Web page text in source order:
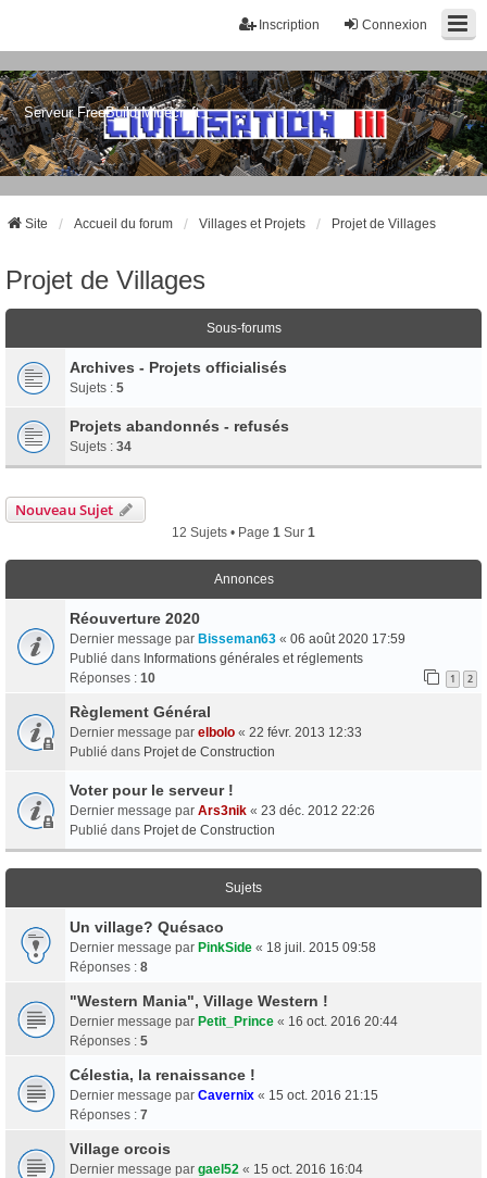
Connexion
Inscription
Serveur FreeBuild Minecraft
Site Accueil du forum Villages et Projets Projet de Villages
Projet de Villages
Sous-forums
Archives - Projets officialisés
Sujets : 5
Projets abandonnés - refusés
Sujets : 34
Nouveau Sujet
12 Sujets • Page 1 Sur 1
Annonces
Réouverture 2020
Dernier message par Bisseman63 « 06 août 2020 17:59
Publié dans Informations générales et réglements
Réponses : 10 1 2
Règlement Général
Dernier message par elbolo « 22 févr. 2013 12:33
Publié dans Projet de Construction
Voter pour le serveur !
Dernier message par Ars3nik « 23 déc. 2012 22:26
Publié dans Projet de Construction
Sujets
Un village? Quésaco
Dernier message par PinkSide « 18 juil. 2015 09:58
Réponses : 8
"Western Mania", Village Western !
Dernier message par Petit_Prince « 16 oct. 2016 20:44
Réponses : 5
Célestia, la renaissance !
Dernier message par Cavernix « 15 oct. 2016 21:15
Réponses : 7
Village orcois
Dernier message par gael52 « 15 oct. 2016 16:04